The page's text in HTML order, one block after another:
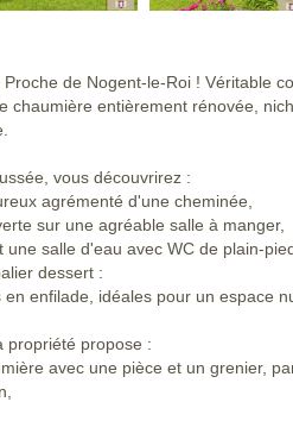
Proche de Nogent-le-Roi ! Véritable
chaumière entièrement rénovée,
vous découvrirez :
agrémenté d'une cheminée,
sur une agréable salle à manger,
une salle d'eau avec WC de plain-
dessert :
en enfilade, idéales pour un espace
propriété propose :
avec une pièce et un grenier,